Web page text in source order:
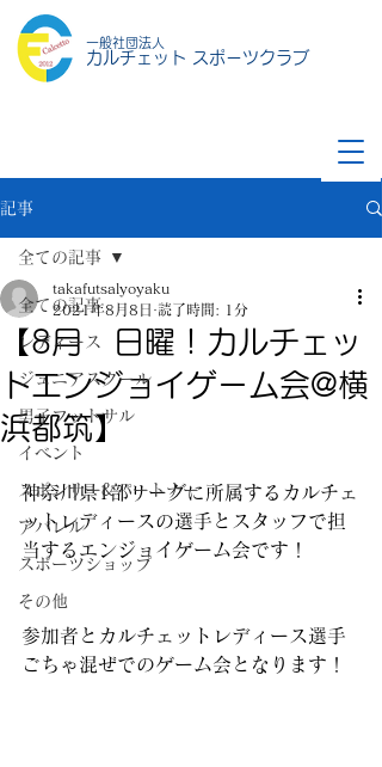
一般社団法人
カルチェット スポーツクラブ
記事
全ての記事
レディース
ジュニアスクール
男子フットサル
イベント
スポンサー&パートナー
アパレル
スポーツショップ
その他
全ての記事
【8月 日曜！カルチェッ
トエンジョイゲーム会@横
浜都筑】
takafutsalyoyaku
2021年8月8日 読了時間: 1分
神奈川県1部リーグに所属するカルチェ
ットレディースの選手とスタッフで担
当するエンジョイゲーム会です！
参加者とカルチェットレディース選手
ごちゃ混ぜでのゲーム会となります！